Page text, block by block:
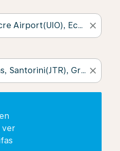
close
close
ver